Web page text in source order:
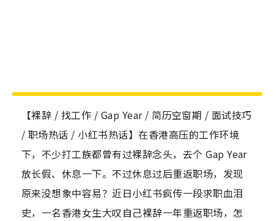
【裸辞 / 找工作 / Gap Year / 简历空窗期 / 面试技巧
/ 职场热话 / 小红书热话】在香港高压的工作环境
下，不少打工族都曾有过裸辞念头，去个 Gap Year
放长假、休息一下。不过休息过后重返职场，发现
原来没想象中容易？近日小红书疯传一段求职血泪
史，一名香港女生大叹自己裸辞一年重返职场，怎